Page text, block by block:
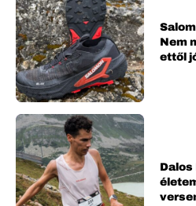
Nem
ettől